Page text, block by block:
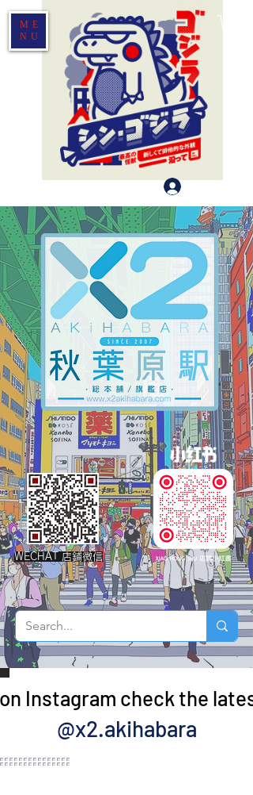
ME
NU
WECHAT 店鋪微信
Instagram check the
@x2.akihabara